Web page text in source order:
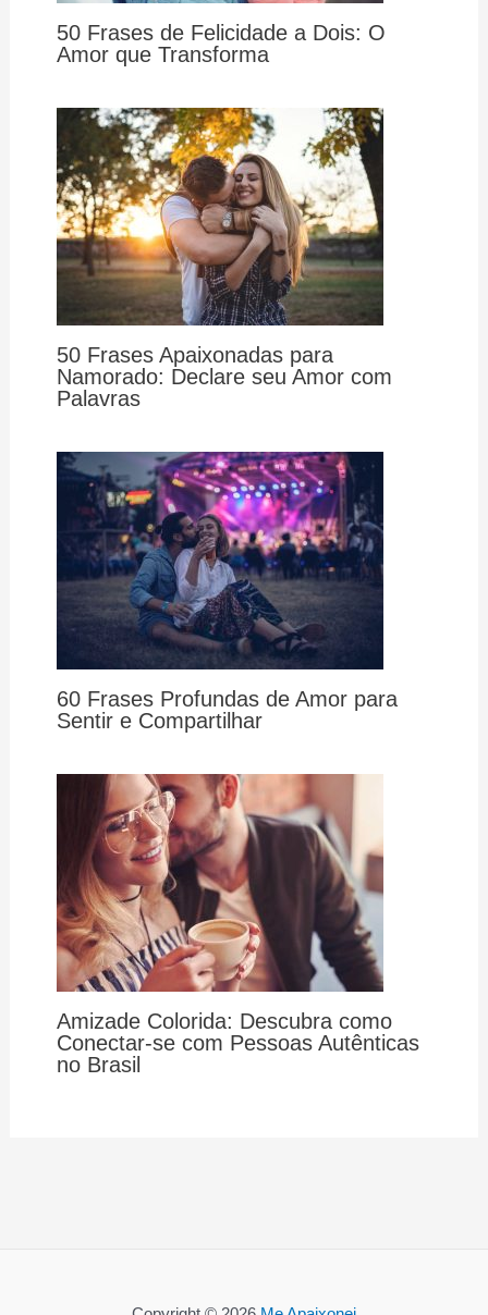
50 Frases de Felicidade a Dois: O
Amor que Transforma
50 Frases Apaixonadas para
Namorado: Declare seu Amor com
Palavras
60 Frases Profundas de Amor para
Sentir e Compartilhar
Amizade Colorida: Descubra como
Conectar-se com Pessoas Autênticas
no Brasil